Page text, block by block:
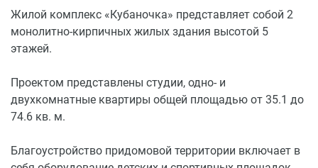
Жилой комплекс «Кубаночка» представляет собой 2
монолитно-кирпичных жилых здания высотой 5
этажей.
Проектом представлены студии, одно- и
двухкомнатные квартиры общей площадью от 35.1 до
74.6 кв. м.
Благоустройство придомовой территории включает в